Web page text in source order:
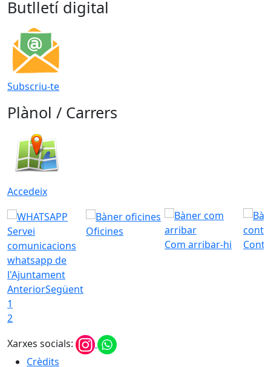
Butlletí digital
Subscriu-te
Plànol / Carrers
Accedeix
Servei
comunicacions
whatsapp de
l'Ajuntament
Oficines
Com arribar-hi
AnteriorSegüent
1
2
Xarxes socials:
Crèdits